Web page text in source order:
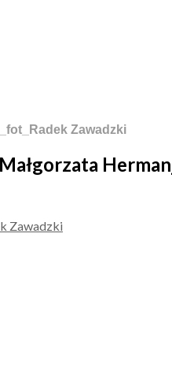
Zawadzki